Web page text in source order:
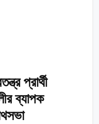
প্রার্থী
ব্যাপক